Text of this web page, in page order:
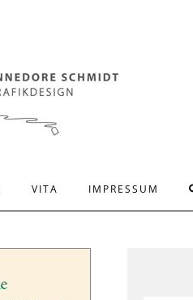
VITA IMPRESSUM